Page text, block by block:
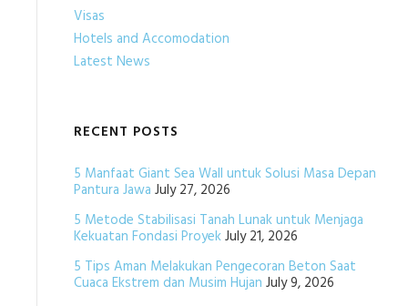
Visas
Hotels and Accomodation
Latest News
RECENT POSTS
5 Manfaat Giant Sea Wall untuk Solusi Masa Depan
Pantura Jawa July 27, 2026
5 Metode Stabilisasi Tanah Lunak untuk Menjaga
Kekuatan Fondasi ProyekJuly 21, 2026
5 Tips Aman Melakukan Pengecoran Beton Saat
Cuaca Ekstrem dan Musim Hujan July 9, 2026